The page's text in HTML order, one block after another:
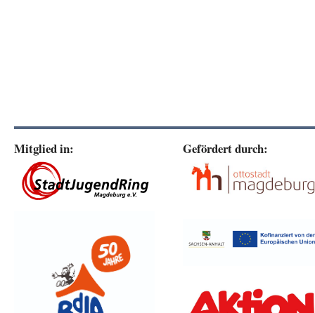
Mitglied in: Gefördert durch: